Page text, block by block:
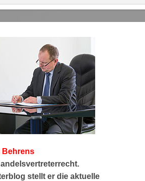
Behrens
stellt er die aktuelle